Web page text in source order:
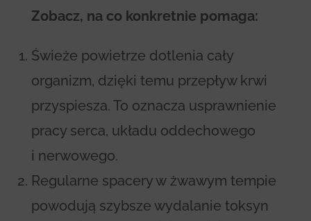
Zobacz, na co konkretnie pomaga:
Świeże powietrze dotlenia cały
organizm, dzięki temu przepływ krwi
przyspiesza. To oznacza usprawnienie
pracy serca, układu oddechowego
i nerwowego.
Regularne spacery w żwawym tempie
powodują szybsze wydalanie toksyn